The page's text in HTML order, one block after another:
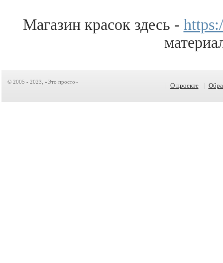
Магазин красок здесь -
© 2005 - 2023, «Это просто» О проекте